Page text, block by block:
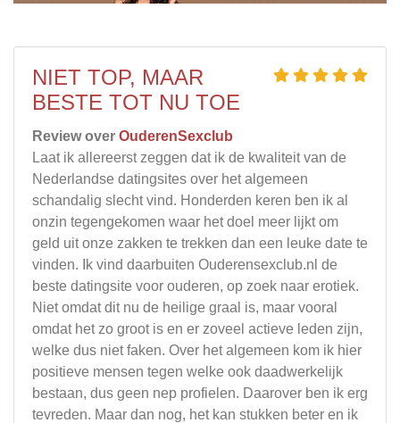
NIET TOP, MAAR
BESTE TOT NU TOE
Review over OuderenSexclub
Laat ik allereerst zeggen dat ik de kwaliteit van de
Nederlandse datingsites over het algemeen
schandalig slecht vind. Honderden keren ben ik al
onzin tegengekomen waar het doel meer lijkt om
geld uit onze zakken te trekken dan een leuke date te
vinden. Ik vind daarbuiten Ouderensexclub.nl de
beste datingsite voor ouderen, op zoek naar erotiek.
Niet omdat dit nu de heilige graal is, maar vooral
omdat het zo groot is en er zoveel actieve leden zijn,
welke dus niet faken. Over het algemeen kom ik hier
positieve mensen tegen welke ook daadwerkelijk
bestaan, dus geen nep profielen. Daarover ben ik erg
tevreden. Maar dan nog, het kan stukken beter en ik